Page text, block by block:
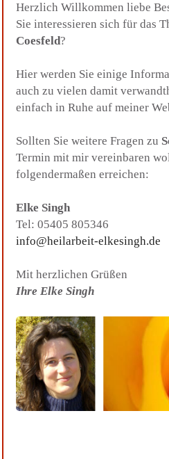
Herzlich Willkommen liebe
Sie interessieren sich für das
Coesfeld?
Hier werden Sie einige
auch zu vielen damit
einfach in Ruhe auf meiner
Sollten Sie weitere Fragen zu
Termin mit mir vereinbaren
folgendermaßen erreichen:
Elke Singh
Tel: 05405 805346
info@heilarbeit-elkesingh.de
Mit herzlichen Grüßen
Ihre Elke Singh